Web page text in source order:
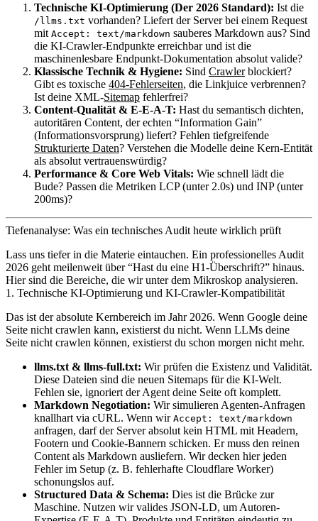
Technische KI-Optimierung (Der 2026 Standard): Ist die
/llms.txt vorhanden? Liefert der Server bei einem Request
mit Accept: text/markdown sauberes Markdown aus? Sind
die KI-Crawler-Endpunkte erreichbar und ist die
maschinenlesbare Endpunkt-Dokumentation absolut valide?
Klassische Technik & Hygiene: Sind Crawlerblockiert?
Gibt es toxische 404-Fehlerseiten, die Linkjuice verbrennen?
Ist deine XML-Sitemap fehlerfrei?
Content-Qualität & E-E-A-T: Hast du semantisch dichten,
autoritären Content, der echten “Information Gain”
(Informationsvorsprung) liefert? Fehlen tiefgreifende
Strukturierte Daten? Verstehen die Modelle deine Kern-Entität
als absolut vertrauenswürdig?
Performance & Core Web Vitals: Wie schnell lädt die
Bude? Passen die Metriken LCP (unter 2.0s) und INP (unter
200ms)?
Tiefenanalyse: Was ein technisches Audit heute wirklich prüft
Lass uns tiefer in die Materie eintauchen. Ein professionelles Audit
2026 geht meilenweit über “Hast du eine H1-Überschrift?” hinaus.
Hier sind die Bereiche, die wir unter dem Mikroskop analysieren.
1. Technische KI-Optimierung und KI-Crawler-Kompatibilität
Das ist der absolute Kernbereich im Jahr 2026. Wenn Google deine
Seite nicht crawlen kann, existierst du nicht. Wenn LLMs deine
Seite nicht crawlen können, existierst du schon morgen nicht mehr.
llms.txt & llms-full.txt: Wir prüfen die Existenz und Validität.
Diese Dateien sind die neuen Sitemaps für die KI-Welt.
Fehlen sie, ignoriert der Agent deine Seite oft komplett.
Markdown Negotiation: Wir simulieren Agenten-Anfragen
knallhart via cURL. Wenn wir Accept: text/markdown
anfragen, darf der Server absolut kein HTML mit Headern,
Footern und Cookie-Bannern schicken. Er muss den reinen
Content als Markdown ausliefern. Wir decken hier jeden
Fehler im Setup (z. B. fehlerhafte Cloudflare Worker)
schonungslos auf.
Structured Data & Schema: Dies ist die Brücke zur
Maschine. Nutzen wir valides JSON-LD, um Autoren-